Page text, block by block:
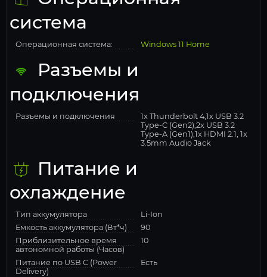
система
Операционная система: Windows 11 Home
Разъемы и
подключения
Разъемы и подключения
1x Thunderbolt 4,1x USB 3.2
Type-C (Gen2),2x USB 3.2
Type-A (Gen1),1x HDMI 2.1, 1x
3.5mm Audio Jack
Питание и
охлаждение
Тип аккумулятора
Li-Ion
Емкость аккумулятора (Вт*ч)
90
Приблизительное время
автономной работы (Часов)
10
Питание по USB C (Power
Delivery)
Есть